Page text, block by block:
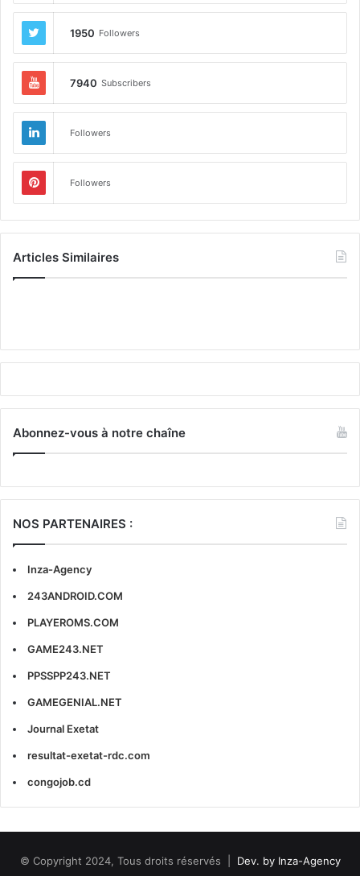
1950 Followers
7940 Subscribers
Followers
Followers
Articles Similaires
Abonnez-vous à notre chaîne
NOS PARTENAIRES :
Inza-Agency
243ANDROID.COM
PLAYEROMS.COM
GAME243.NET
PPSSPP243.NET
GAMEGENIAL.NET
Journal Exetat
resultat-exetat-rdc.com
congojob.cd
© Copyright 2024, Tous droits réservés | Dev. by Inza-Agency